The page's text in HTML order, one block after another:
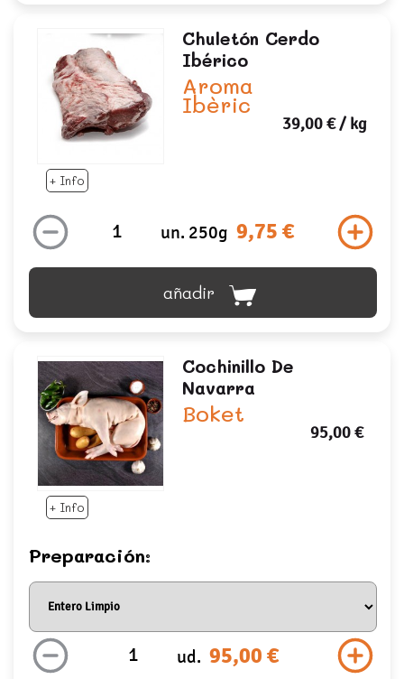
+ Info
Chuletón Cerdo
Ibérico
Aroma
Ibèric
39,00 €/ kg
un. 250g 9,75 €
añadir
+ Info
Cochinillo De
Navarra
Boket
95,00 €
Preparación:
ud. 95,00 €